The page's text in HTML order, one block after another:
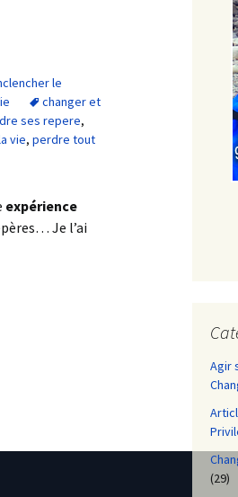
le
changer et
ses repere,
vie, perdre tout
expérience
Je l’ai
Agir
(29)